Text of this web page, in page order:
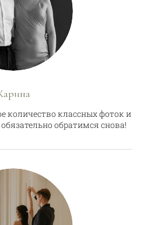
количество классных фоток и
обратимся снова!